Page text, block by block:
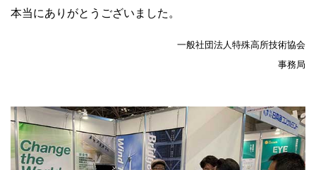
本当にありがとうございました。
一般社団法人特殊高所技術協会
事務局